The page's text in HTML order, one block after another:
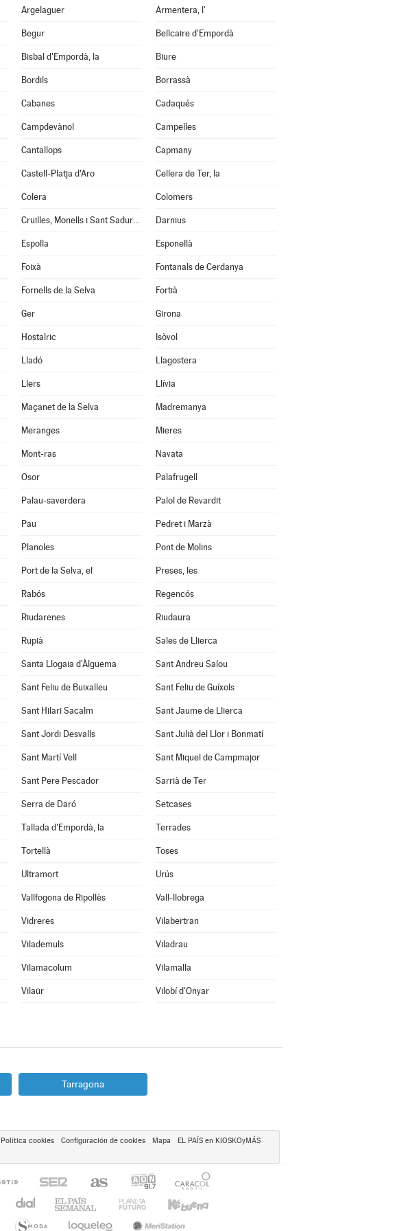
Argelaguer Armentera, l'
Begur Bellcaire d'Empordà
Bisbal d'Empordà, la Biure
Bordils Borrassà
Cabanes Cadaqués
Campdevànol Campelles
Cantallops Capmany
Castell-Platja d'Aro Cellera de Ter, la
Colera Colomers
Cruïlles, Monells i Sant Sadurní de l'Heura Darnius
Espolla Esponellà
Foixà Fontanals de Cerdanya
Fornells de la Selva Fortià
Ger Girona
Hostalric Isòvol
Lladó Llagostera
Llers Llívia
Maçanet de la Selva Madremanya
Meranges Mieres
Mont-ras Navata
Osor Palafrugell
Palau-saverdera Palol de Revardit
Pau Pedret i Marzà
Planoles Pont de Molins
Port de la Selva, el Preses, les
Rabós Regencós
Riudarenes Riudaura
Rupià Sales de Llierca
Santa Llogaia d'Àlguema Sant Andreu Salou
Sant Feliu de Buixalleu Sant Feliu de Guíxols
Sant Hilari Sacalm Sant Jaume de Llierca
Sant Jordi Desvalls Sant Julià del Llor i Bonmatí
Sant Martí Vell Sant Miquel de Campmajor
Sant Pere Pescador Sarrià de Ter
Serra de Daró Setcases
Tallada d'Empordà, la Terrades
Tortellà Toses
Ultramort Urús
Vallfogona de Ripollès Vall-llobrega
Vidreres Vilabertran
Vilademuls Viladrau
Vilamacolum Vilamalla
Vilaür Vilobí d'Onyar
Tarragona
Política cookies Configuración de cookies Mapa
EL PAÍS en KIOSKOyMÁS